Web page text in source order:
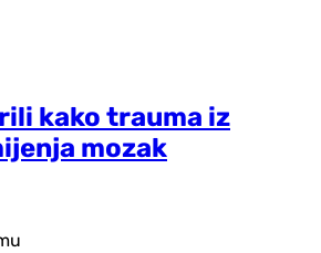
kako trauma iz
mozak